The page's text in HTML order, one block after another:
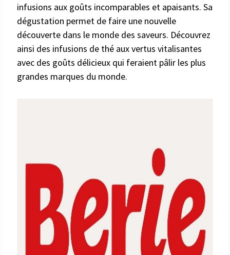
infusions aux goûts incomparables et apaisants. Sa
dégustation permet de faire une nouvelle
découverte dans le monde des saveurs. Découvrez
ainsi des infusions de thé aux vertus vitalisantes
avec des goûts délicieux qui feraient pâlir les plus
grandes marques du monde.